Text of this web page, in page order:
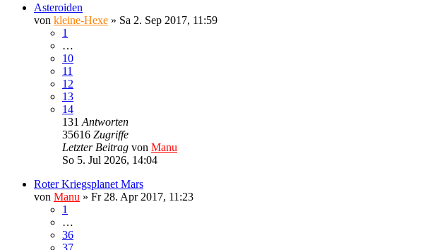
Asteroiden
von kleine-Hexe » Sa 2. Sep 2017, 11:59
1
…
10
11
12
13
14
131 Antworten
35616 Zugriffe
Letzter Beitrag von Manu
So 5. Jul 2026, 14:04
Roter Kriegsplanet Mars
von Manu » Fr 28. Apr 2017, 11:23
1
…
36
37